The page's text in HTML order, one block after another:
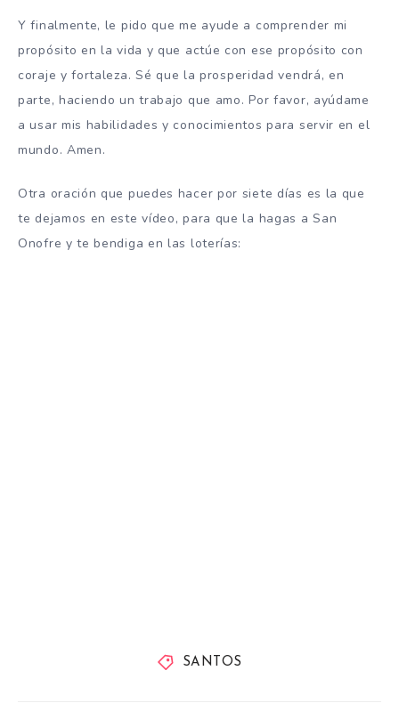
Y finalmente, le pido que me ayude a comprender mi
propósito en la vida y que actúe con ese propósito con
coraje y fortaleza. Sé que la prosperidad vendrá, en
parte, haciendo un trabajo que amo. Por favor, ayúdame
a usar mis habilidades y conocimientos para servir en el
mundo. Amen.
Otra oración que puedes hacer por siete días es la que
te dejamos en este vídeo, para que la hagas a San
Onofre y te bendiga en las loterías:
SANTOS